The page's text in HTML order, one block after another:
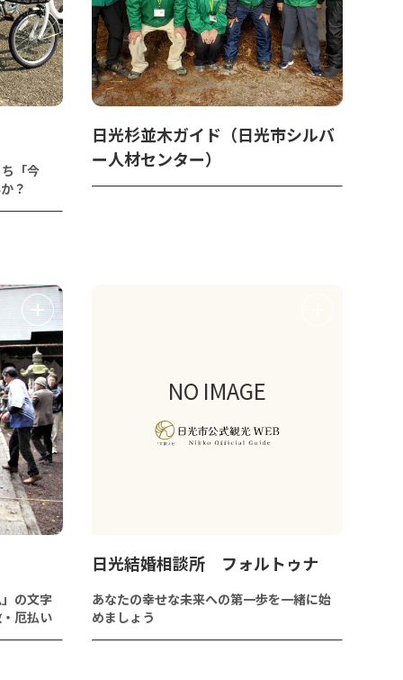
「今
？
日光杉並木ガイド（日光市シルバ
ー人材センター）
の文字
厄払い
NO IMAGE
日光結婚相談所 フォルトゥナ
あなたの幸せな未来への第一歩を一緒に始
めましょう